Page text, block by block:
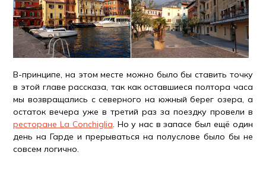
В-принципе, на этом месте можно было бы ставить точку
в этой главе рассказа, так как оставшиеся полтора часа
мы возвращались с северного на южный берег озера, а
остаток вечера уже в третий раз за поездку провели в
ресторане La Conchiglia. Но у нас в запасе был ещё один
день на Гарде и прерываться на полуслове было бы не
совсем логично.